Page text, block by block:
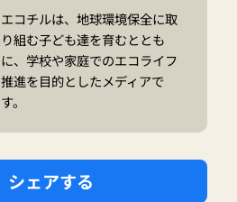
エコチルは、地球環境保全に取
り組む子ども達を育むととも
に、学校や家庭でのエコライフ
推進を目的としたメディアで
す。
シェアする